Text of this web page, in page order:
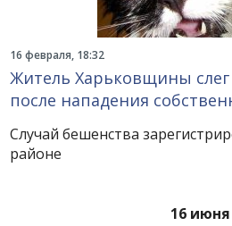
16 февраля, 18:32
Житель Харьковщины
после нападения
Случай бешенства
районе
16 июня